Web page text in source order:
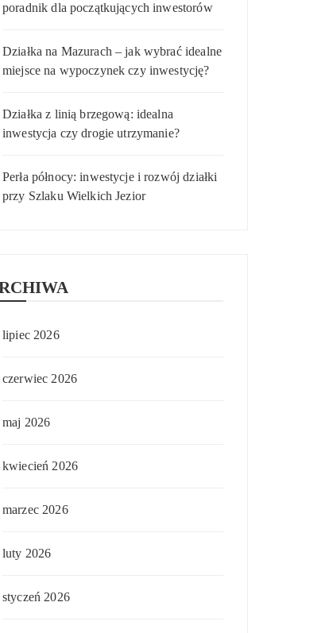
poradnik dla początkujących inwestorów
Działka na Mazurach – jak wybrać idealne
miejsce na wypoczynek czy inwestycję?
Działka z linią brzegową: idealna
inwestycja czy drogie utrzymanie?
Perła północy: inwestycje i rozwój działki
przy Szlaku Wielkich Jezior
lipiec 2026
czerwiec 2026
maj 2026
kwiecień 2026
marzec 2026
luty 2026
styczeń 2026